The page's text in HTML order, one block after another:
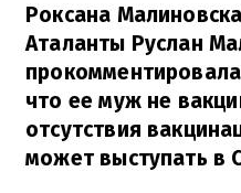
Роксана
Аталанты Руслан
что ее муж не
отсутствия
может выступать в